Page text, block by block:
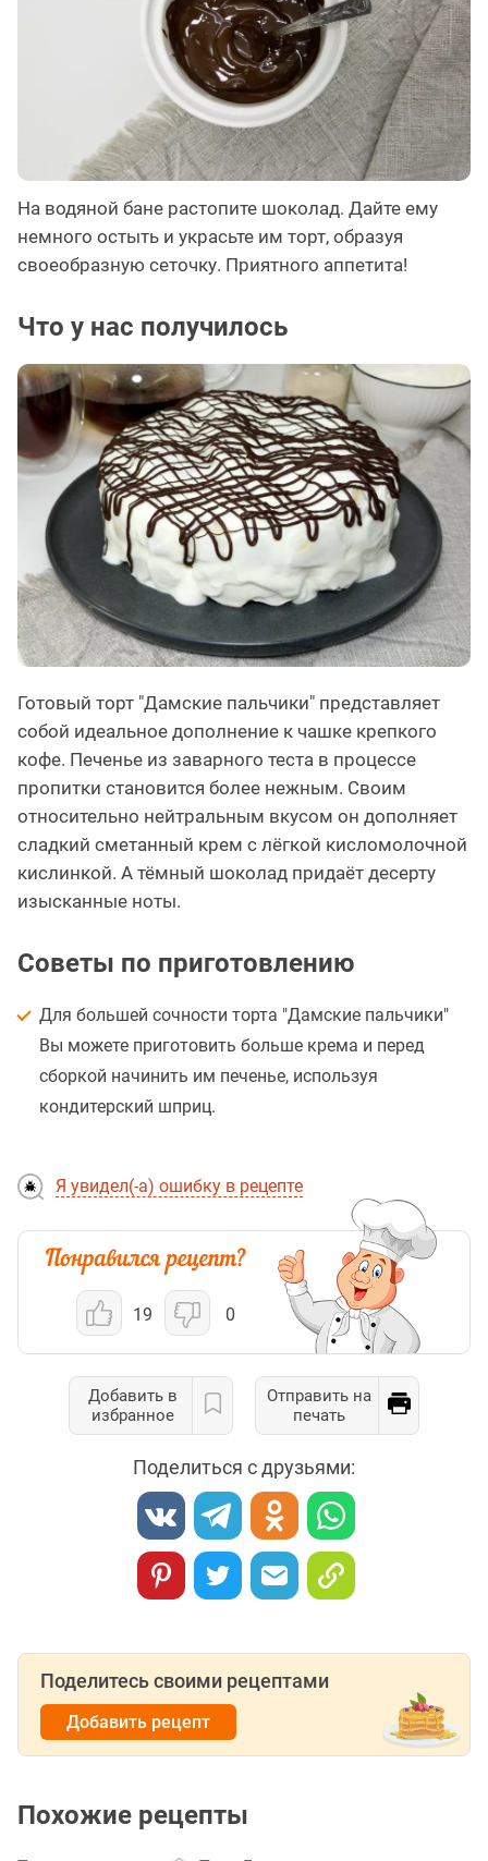
На водяной бане растопите шоколад. Дайте ему
немного остыть и украсьте им торт, образуя
своеобразную сеточку. Приятного аппетита!
Что у нас получилось
Готовый торт "Дамские пальчики" представляет
собой идеальное дополнение к чашке крепкого
кофе. Печенье из заварного теста в процессе
пропитки становится более нежным. Своим
относительно нейтральным вкусом он дополняет
сладкий сметанный крем с лёгкой кисломолочной
кислинкой. А тёмный шоколад придаёт десерту
изысканные ноты.
Советы по приготовлению
Для большей сочности торта "Дамские пальчики"
Вы можете приготовить больше крема и перед
сборкой начинить им печенье, используя
кондитерский шприц.
Я увидел(-а) ошибку в рецепте
19 0
Добавить в
избранное
Отправить на
печать
Поделиться с друзьями:
Поделитесь своими рецептами
Добавить рецепт
Похожие рецепты